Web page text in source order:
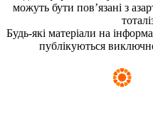
можуть бути пов’язані з
Будь-які матеріали на
публікуються